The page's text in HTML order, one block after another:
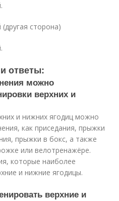
сторона)
ответы:
можно
верхних и
и нижних ягодиц можно
как приседания, прыжки
прыжки в бокс, а также
или велотренажёре.
которые наиболее
и нижние ягодицы.
верхние и